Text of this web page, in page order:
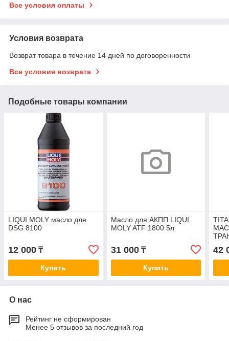
Все условия оплаты
Условия возврата
Возврат товара в течение 14 дней по договоренности
Все условия возврата
Подобные товары компании
LIQUI MOLY масло для
DSG 8100
12 000 ₸
Купить
Масло для АКПП LIQUI
MOLY ATF 1800 5л
31 000₸
Купить
42
О нас
Рейтинг не сформирован
Менее 5 отзывов за последний год